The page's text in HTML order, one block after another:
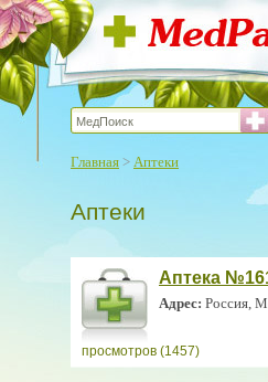
Главная > Аптеки
Аптеки
Аптека
Адрес: Россия,
просмотров (1457)